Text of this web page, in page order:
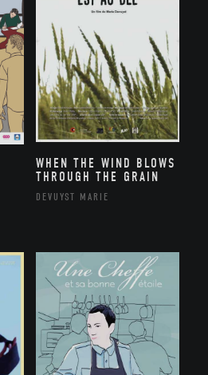
WHEN THE WIND BLOWS
THROUGH THE GRAIN
DEVUYST MARIE